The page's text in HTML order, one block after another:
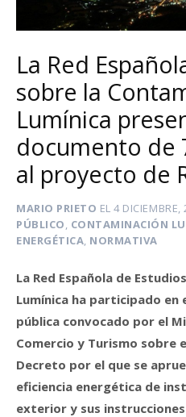
La Red
sobre la
Lumínica
documento de
al proyecto de
MARIO PRIETO EL4 DICIEMBRE,
PÚBLICO, CONTAMINACIÓN
ENERGÉTICA, NORMATIVA
La Red Española de
Lumínica ha participado
pública convocado por el
Comercio y Turismo sobre
Decreto por el que se
eficiencia energética de
exterior y sus